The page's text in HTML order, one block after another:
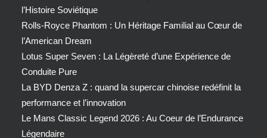
l’Histoire Soviétique
Rolls-Royce Phantom : Un Héritage Familial au Cœur de
l’American Dream
Lotus Super Seven : La Légèreté d’une Expérience de
Conduite Pure
La BYD Denza Z : quand la supercar chinoise redéfinit la
performance et l’innovation
Le Mans Classic Legend 2026 : Au Coeur de l’Endurance
Légendaire